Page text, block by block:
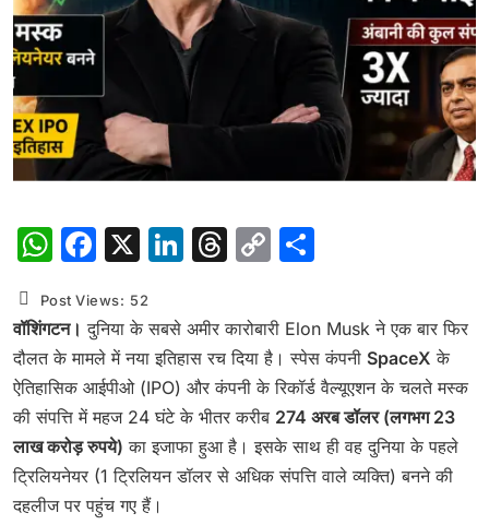
WhatsApp
Facebook
X LinkedIn
Threads
Copy
Post Views: 52
वॉशिंगटन। दुनिया के सबसे अमीर कारोबारी Elon Musk ने एक बार फिर
दौलत के मामले में नया इतिहास रच दिया है। स्पेस कंपनी SpaceX के
ऐतिहासिक आईपीओ (IPO) और कंपनी के रिकॉर्ड वैल्यूएशन के चलते मस्क
की संपत्ति में महज 24 घंटे के भीतर करीब 274 अरब डॉलर (लगभग 23
लाख करोड़ रुपये) का इजाफा हुआ है। इसके साथ ही वह दुनिया के पहले
ट्रिलियनेयर (1 ट्रिलियन डॉलर से अधिक संपत्ति वाले व्यक्ति) बनने की
दहलीज पर पहुंच गए हैं।